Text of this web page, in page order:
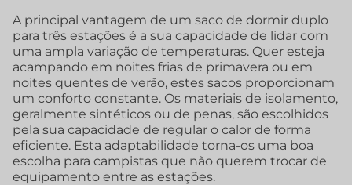
A principal vantagem de um saco de dormir duplo
para três estações é a sua capacidade de lidar com
uma ampla variação de temperaturas. Quer esteja
acampando em noites frias de primavera ou em
noites quentes de verão, estes sacos proporcionam
um conforto constante. Os materiais de isolamento,
geralmente sintéticos ou de penas, são escolhidos
pela sua capacidade de regular o calor de forma
eficiente. Esta adaptabilidade torna-os uma boa
escolha para campistas que não querem trocar de
equipamento entre as estações.